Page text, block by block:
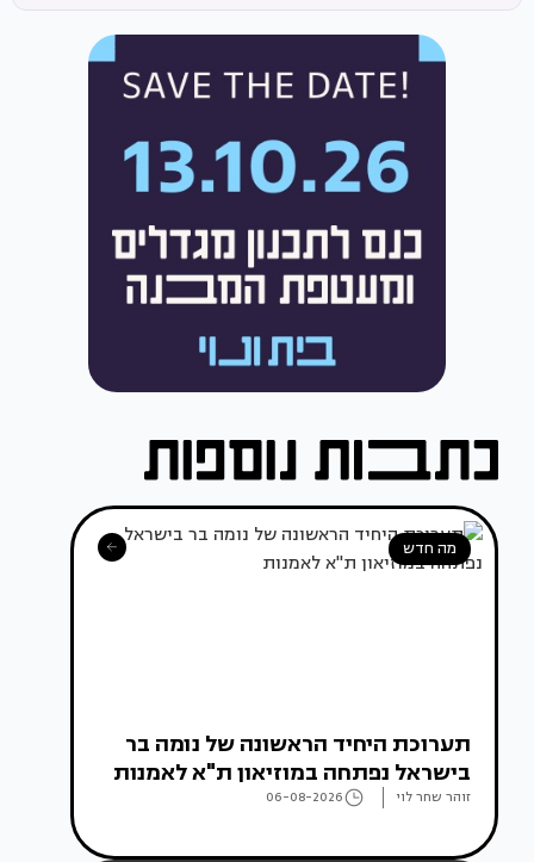
מה חדש
תערוכת היחיד הראשונה של נומה בר
בישראל נפתחה במוזיאון ת"א לאמנות
זוהר שחר לוי 06-08-2026